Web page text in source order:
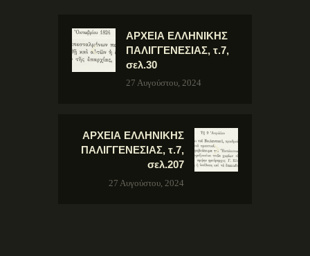
ΑΡΧΕΙΑ ΕΛΛΗΝΙΚΗΣ
ΠΑΛΙΓΓΕΝΕΣΙΑΣ, τ.7,
σελ.30
27 Αυγούστου, 2024
ΑΡΧΕΙΑ ΕΛΛΗΝΙΚΗΣ
ΠΑΛΙΓΓΕΝΕΣΙΑΣ, τ.7,
σελ.207
27 Αυγούστου, 2024